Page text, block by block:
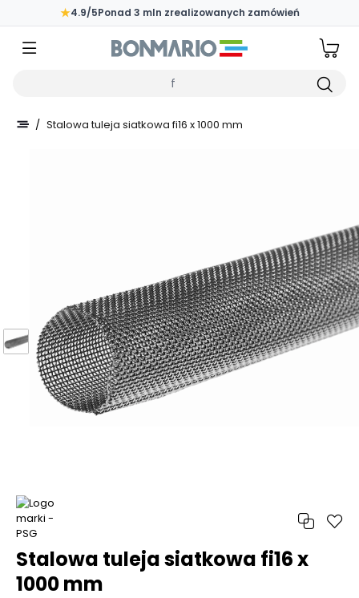
Przejdź do głównej zawartości strony
★4.9/5Ponad 3 mln zrealizowanych zamówień
/ Stalowa tuleja siatkowa fi16 x 1000 mm
Stalowa tuleja siatkowa fi16 x
1000 mm